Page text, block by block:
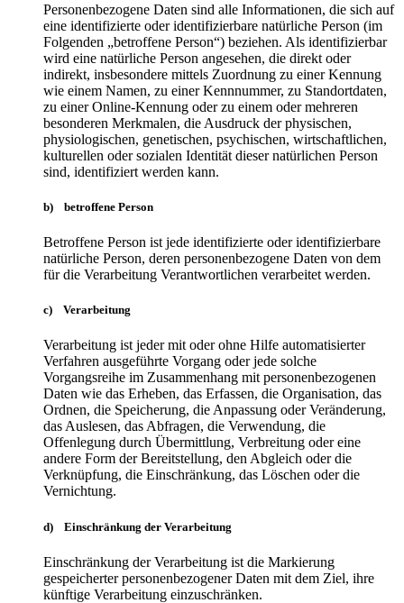
Personenbezogene Daten sind alle Informationen, die sich auf
eine identifizierte oder identifizierbare natürliche Person (im
Folgenden „betroffene Person“) beziehen. Als identifizierbar
wird eine natürliche Person angesehen, die direkt oder
indirekt, insbesondere mittels Zuordnung zu einer Kennung
wie einem Namen, zu einer Kennnummer, zu Standortdaten,
zu einer Online-Kennung oder zu einem oder mehreren
besonderen Merkmalen, die Ausdruck der physischen,
physiologischen, genetischen, psychischen, wirtschaftlichen,
kulturellen oder sozialen Identität dieser natürlichen Person
sind, identifiziert werden kann.
b) betroffene Person
Betroffene Person ist jede identifizierte oder identifizierbare
natürliche Person, deren personenbezogene Daten von dem
für die Verarbeitung Verantwortlichen verarbeitet werden.
c) Verarbeitung
Verarbeitung ist jeder mit oder ohne Hilfe automatisierter
Verfahren ausgeführte Vorgang oder jede solche
Vorgangsreihe im Zusammenhang mit personenbezogenen
Daten wie das Erheben, das Erfassen, die Organisation, das
Ordnen, die Speicherung, die Anpassung oder Veränderung,
das Auslesen, das Abfragen, die Verwendung, die
Offenlegung durch Übermittlung, Verbreitung oder eine
andere Form der Bereitstellung, den Abgleich oder die
Verknüpfung, die Einschränkung, das Löschen oder die
Vernichtung.
d) Einschränkung der Verarbeitung
Einschränkung der Verarbeitung ist die Markierung
gespeicherter personenbezogener Daten mit dem Ziel, ihre
künftige Verarbeitung einzuschränken.